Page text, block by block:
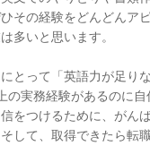
その経験をどんどんア
多いと思います。
とって「英語力が足り
の実務経験があるのに
をつけるために、がん
して、取得できたら転